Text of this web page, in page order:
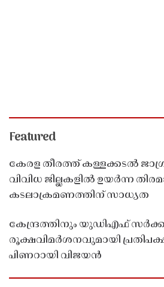
Featured
കേരള തീരത്ത് കള്ളക്കടൽ
വിവിധ ജില്ലകളിൽ ഉയർന്ന
കടലാക്രമണത്തിന് സാധ്യത
കേന്ദ്രത്തിനും യുഡിഎഫ്
രൂക്ഷവിമർശനവുമായി
പിണറായി വിജയൻ